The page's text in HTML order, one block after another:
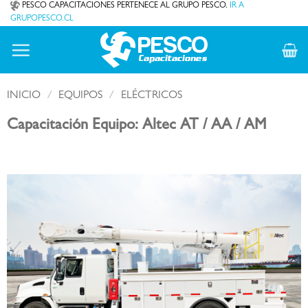
Saltar
al
contenido
PESCO CAPACITACIONES PERTENECE AL GRUPO PESCO. IR A
GRUPOPESCO.CL
INICIO / EQUIPOS / ELÉCTRICOS
Capacitación Equipo: Altec AT / AA / AM